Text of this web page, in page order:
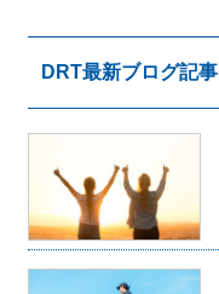
DRT最新ブログ記事